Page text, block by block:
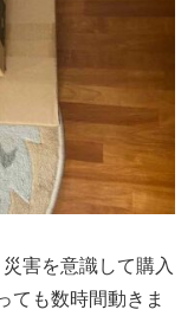
害を意識して購入
ても数時間動きま